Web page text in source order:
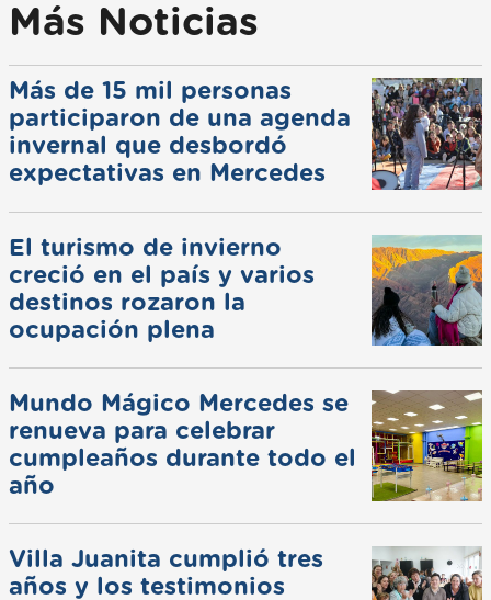
Más Noticias
Más de 15 mil personas
participaron de una agenda
invernal que desbordó
expectativas en Mercedes
El turismo de invierno
creció en el país y varios
destinos rozaron la
ocupación plena
Mundo Mágico Mercedes se
renueva para celebrar
cumpleaños durante todo el
año
Villa Juanita cumplió tres
años y los testimonios